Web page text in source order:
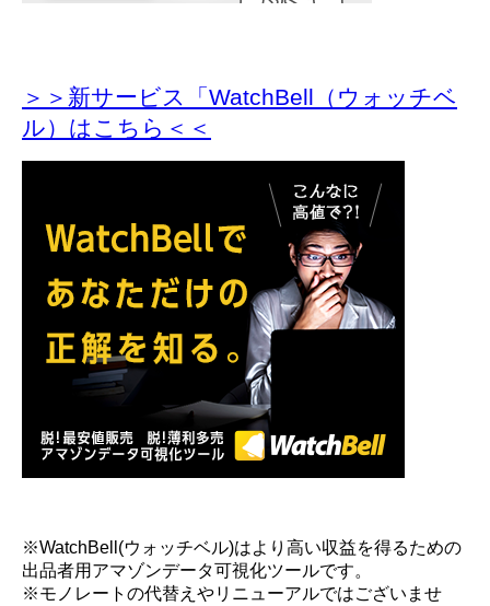
＞＞新サービス「WatchBell（ウォッチベ
ル）はこちら＜＜
※WatchBell(ウォッチベル)はより高い収益を得るための
出品者用アマゾンデータ可視化ツールです。
※モノレートの代替えやリニューアルではございませ